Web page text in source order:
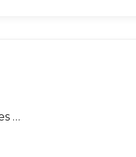
Venta De Hermosa Casa De 3 Habitaciones En Merlo, A 8 Cuadras Del Centro.